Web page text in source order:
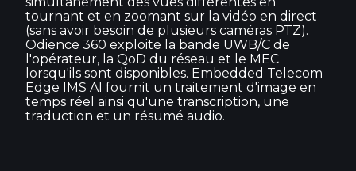
tournant et en zoomant sur la vidéo en direct
(sans avoir besoin de plusieurs caméras PTZ).
Odience 360 exploite la bande UWB/C de
l'opérateur, la QoD du réseau et le MEC
lorsqu'ils sont disponibles. Embedded Telecom
Edge IMS AI fournit un traitement d'image en
temps réel ainsi qu'une transcription, une
traduction et un résumé audio.